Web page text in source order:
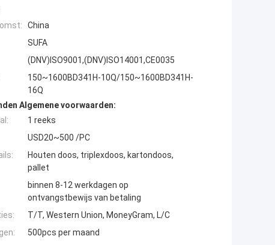
China
SUFA
(DNV)ISO9001,(DNV)ISO14001,CE0035
150~1600BD341H-10Q/150~1600BD341H-
16Q
Algemene voorwaarden:
1 reeks
USD20~500 /PC
Houten doos, triplexdoos, kartondoos,
pallet
binnen 8-12 werkdagen op
ontvangstbewijs van betaling
T/T, Western Union, MoneyGram, L/C
500pcs per maand